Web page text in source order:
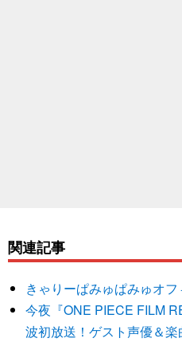
関連記事
きゃりーぱみゅぱみゅオ
今夜『ONE PIECE FILM
波初放送！ゲスト声優＆